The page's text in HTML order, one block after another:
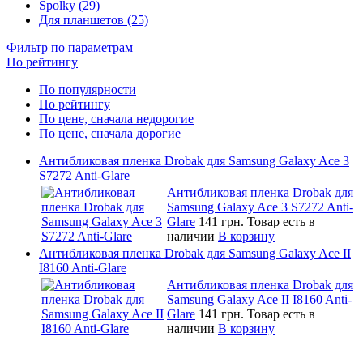
Spolky (29)
Для планшетов (25)
Фильтр по параметрам
По рейтингу
По популярности
По рейтингу
По цене, сначала недорогие
По цене, сначала дорогие
Антибликовая пленка Drobak для Samsung Galaxy Ace 3
S7272 Anti-Glare
Антибликовая пленка Drobak для
Samsung Galaxy Ace 3 S7272 Anti-
Glare 141 грн. Товар есть в
наличии В корзину
Антибликовая пленка Drobak для Samsung Galaxy Ace II
I8160 Anti-Glare
Антибликовая пленка Drobak для
Samsung Galaxy Ace II I8160 Anti-
Glare 141 грн. Товар есть в
наличии В корзину